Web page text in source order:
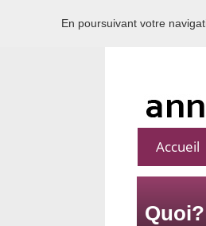
Accueil
En poursuivant votre